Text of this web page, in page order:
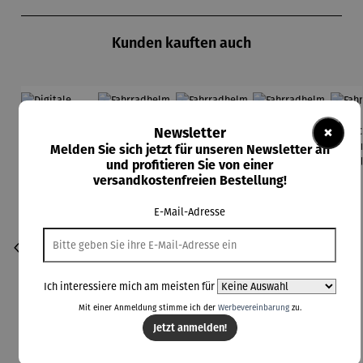
Kunden kauften auch
×
Newsletter
Melden Sie sich jetzt für unseren Newsletter an
und profitieren Sie von einer
versandkostenfreien Bestellung!
E-Mail-Adresse
Ich interessiere mich am meisten für
Mit einer Anmeldung stimme ich der Werbevereinbarungzu.
Jetzt anmelden!